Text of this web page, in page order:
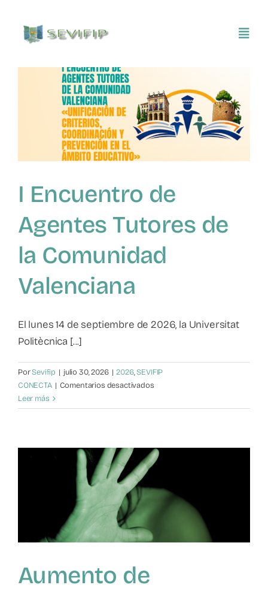
contenido
Asociarse
SEVIFIP CONECTA
Mapa de recursos
Observatorio VFP
I Encuentro de
Agentes Tutores de
la Comunidad
Valenciana
El lunes 14 de septiembre de 2026, la Universitat
Politècnica [...]
PorSevifip | julio 30, 2026 | 2026,SEVIFIP
CONECTA | Comentarios desactivadosen
Encuentro
Tutores
de
Comunidad
Valenciana
Leer más
Aumento de